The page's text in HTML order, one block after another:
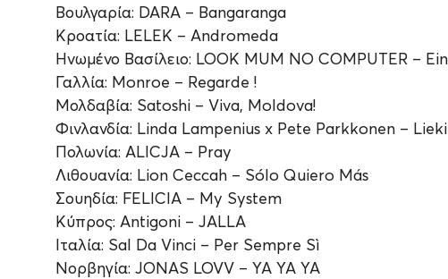
Βουλγαρία: DARA – Bangaranga
Κροατία: LELEK – Andromeda
Ηνωμένο Βασίλειο: LOOK MUM NO COMPUTER –
Γαλλία: Monroe – Regarde !
Μολδαβία: Satoshi – Viva, Moldova!
Φινλανδία: Linda Lampenius x Pete Parkkonen –
Πολωνία: ALICJA – Pray
Λιθουανία: Lion Ceccah – Sólo Quiero Más
Σουηδία: FELICIA – My System
Κύπρος: Antigoni – JALLA
Ιταλία: Sal Da Vinci – Per Sempre Sì
Νορβηγία: JONAS LOVV – YA YA YA